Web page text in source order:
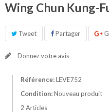
Wing Chun Kung-
Tweet Partager
Donnez votre avis
Référence:LEVE752
Condition:Nouveau produit
2 Articles